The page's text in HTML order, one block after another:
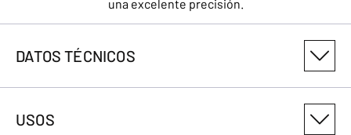
una excelente precisión.
DATOS TÉCNICOS
051524490
USOS